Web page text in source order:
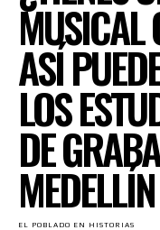
MUSICAL
ASÍ
LOS
DE
MEDELLÍN
EL POBLADO EN HISTORIAS